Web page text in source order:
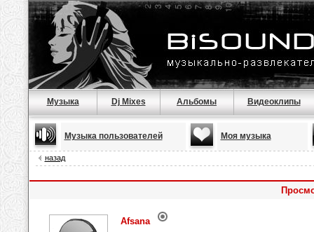
Музыка Dj Mixes Альбомы Видеоклипы
Музыка пользователей Моя музыка
назад
Afsana